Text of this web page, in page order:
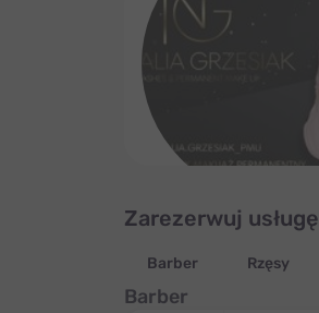
Zarezerwuj usługę
Barber Rzęsy
Barber